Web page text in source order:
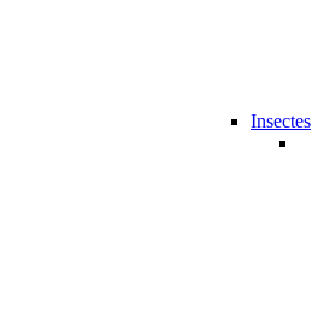
Insectes